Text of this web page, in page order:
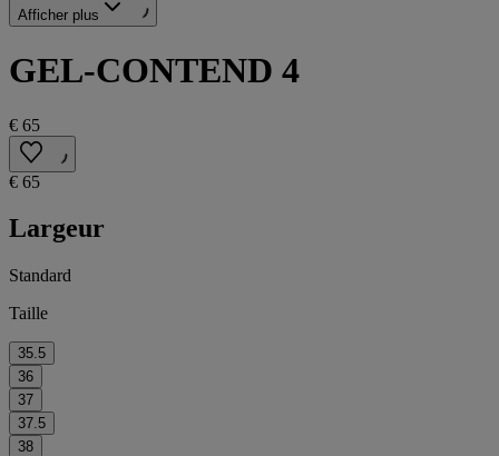
Afficher plus
GEL-CONTEND 4
€ 65
€ 65
Largeur
Standard
Taille
35.5
36
37
37.5
38